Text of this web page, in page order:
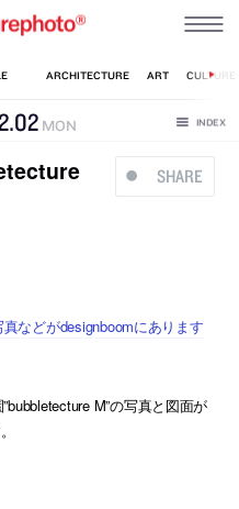
.02 MON
SHARE
などがdesignboomにあります
M”の写真と図面が